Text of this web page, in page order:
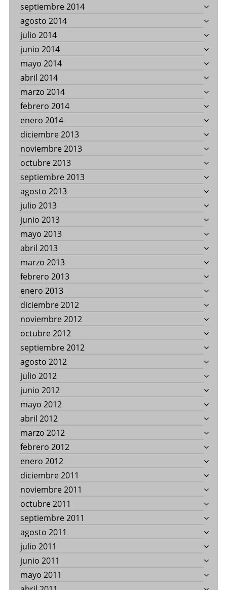
septiembre 2014
agosto 2014
julio 2014
junio 2014
mayo 2014
abril 2014
marzo 2014
febrero 2014
enero 2014
diciembre 2013
noviembre 2013
octubre 2013
septiembre 2013
agosto 2013
julio 2013
junio 2013
mayo 2013
abril 2013
marzo 2013
febrero 2013
enero 2013
diciembre 2012
noviembre 2012
octubre 2012
septiembre 2012
agosto 2012
julio 2012
junio 2012
mayo 2012
abril 2012
marzo 2012
febrero 2012
enero 2012
diciembre 2011
noviembre 2011
octubre 2011
septiembre 2011
agosto 2011
julio 2011
junio 2011
mayo 2011